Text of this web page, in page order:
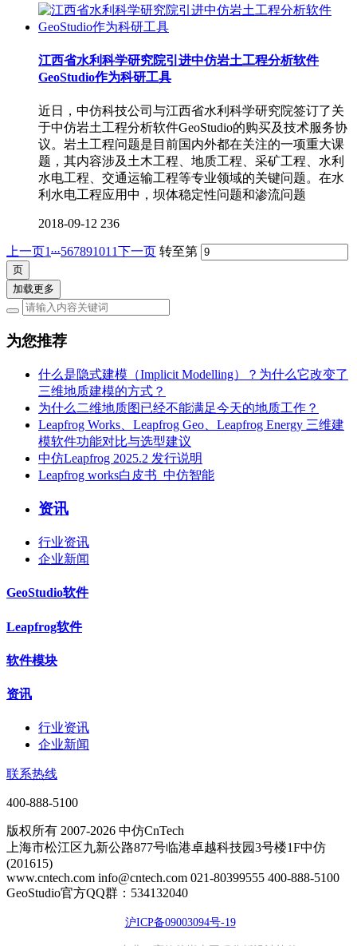
江西省水利科学研究院引进中仿岩土工程分析软件
GeoStudio作为科研工具
近日，中仿科技公司与江西省水利科学研究院签订了关
于中仿岩土工程分析软件GeoStudio的购买及技术服务协
议。岩土工程问题是目前国内外都在关注的一项重大课
题，其内容涉及土木工程、地质工程、采矿工程、水利
水电工程、交通运输工程等专业领域的关键问题。在水
利水电工程应用中，坝体稳定性问题和渗流问题
2018-09-12 236
上一页1...567891011下一页 转至第
加载更多
为您推荐
什么是隐式建模（Implicit Modelling）？为什么它改变了
三维地质建模的方式？
为什么二维地质图已经不能满足今天的地质工作？
Leapfrog Works、Leapfrog Geo、Leapfrog Energy 三维建
模软件功能对比与选型建议
中仿Leapfrog 2025.2 发行说明
Leapfrog works白皮书_中仿智能
资讯
行业资讯
企业新闻
GeoStudio软件
Leapfrog软件
软件模块
资讯
行业资讯
企业新闻
联系热线
400-888-5100
版权所有 2007-2026 中仿CnTech
上海市松江区九新公路877号临港卓越科技园3号楼1F中仿
(201615)
www.cntech.com info@cntech.com 021-80399555 400-888-5100
GeoStudio官方QQ群：534132040
沪ICP备09003094号-19